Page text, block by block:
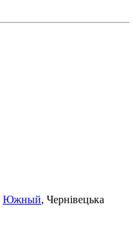
Южный, Чернівецька